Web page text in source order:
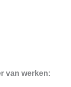
van werken: